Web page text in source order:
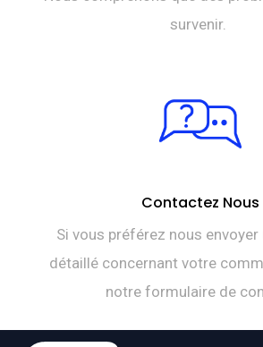
survenir.
Contactez Nous
Si vous préférez nous
détaillé concernant votre
notre formulaire de